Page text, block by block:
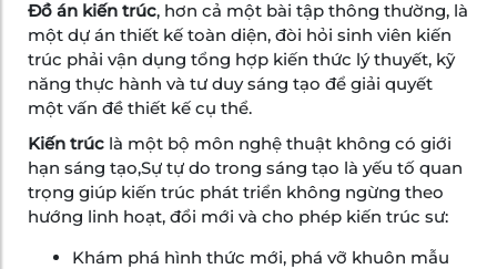
Đồ án kiến trúc, hơn cả một bài tập thông thường, là
một dự án thiết kế toàn diện, đòi hỏi sinh viên kiến
trúc phải vận dụng tổng hợp kiến thức lý thuyết, kỹ
năng thực hành và tư duy sáng tạo để giải quyết
một vấn đề thiết kế cụ thể.
Kiến trúc là một bộ môn nghệ thuật không có giới
hạn sáng tạo,Sự tự do trong sáng tạo là yếu tố quan
trọng giúp kiến trúc phát triển không ngừng theo
hướng linh hoạt, đổi mới và cho phép kiến trúc sư:
Khám phá hình thức mới, phá vỡ khuôn mẫu